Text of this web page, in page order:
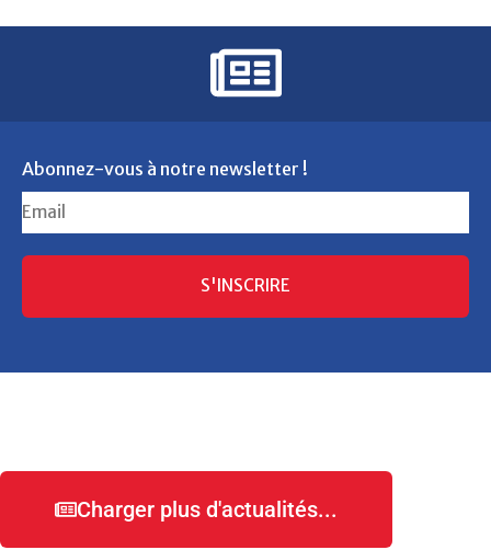
Abonnez-vous à notre newsletter !
S'INSCRIRE
Charger plus d'actualités...